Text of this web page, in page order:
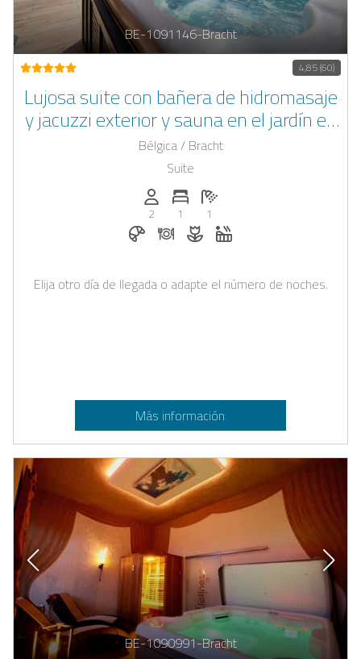
BE-1091146-Bracht
4,85 (60)
Lujosa suite con bañera de hidromasaje
y jacuzzi exterior y sauna en el jardín en
las Ardenas belgas en el castillo de
Bracht
Bélgica / Bracht
Suite
Personas (max.): 2
2
Numero de habitaciones: 1
1
Cantidad de baños: 1
1
Desayuno reservable en Casapilot
Cena bajo solicitud
Flores y decoración
Elija otro día de llegada o adapte el número de noches.
Más información
BE-1090991-Bracht